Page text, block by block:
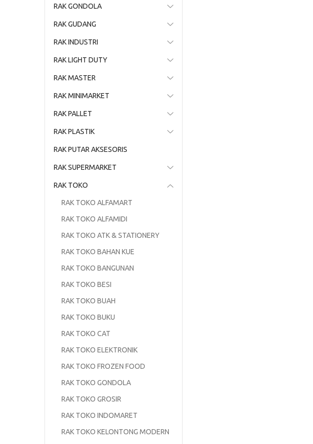
RAK GONDOLA
RAK GUDANG
RAK INDUSTRI
RAK LIGHT DUTY
RAK MASTER
RAK MINIMARKET
RAK PALLET
RAK PLASTIK
RAK PUTAR AKSESORIS
RAK SUPERMARKET
RAK TOKO
RAK TOKO ALFAMART
RAK TOKO ALFAMIDI
RAK TOKO ATK & STATIONERY
RAK TOKO BAHAN KUE
RAK TOKO BANGUNAN
RAK TOKO BESI
RAK TOKO BUAH
RAK TOKO BUKU
RAK TOKO CAT
RAK TOKO ELEKTRONIK
RAK TOKO FROZEN FOOD
RAK TOKO GONDOLA
RAK TOKO GROSIR
RAK TOKO INDOMARET
RAK TOKO KELONTONG MODERN